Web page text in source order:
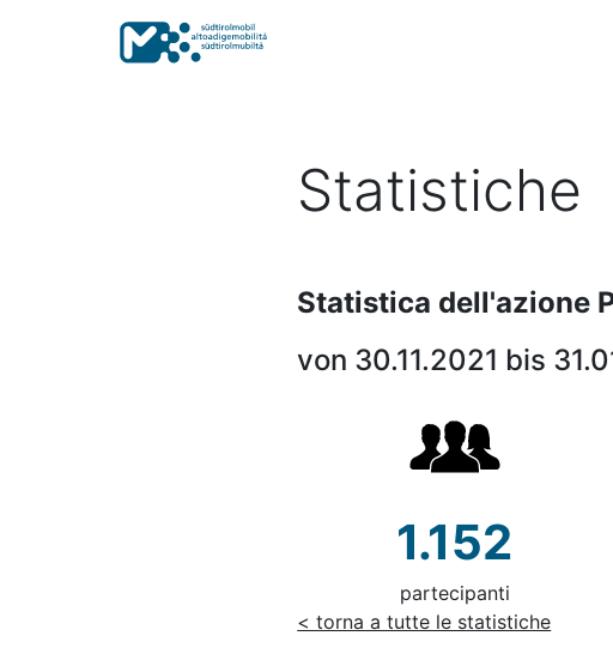
Statistiche
Statistica dell'azione
von 30.11.2021 bis
1.152
partecipanti
< torna a tutte le statistiche